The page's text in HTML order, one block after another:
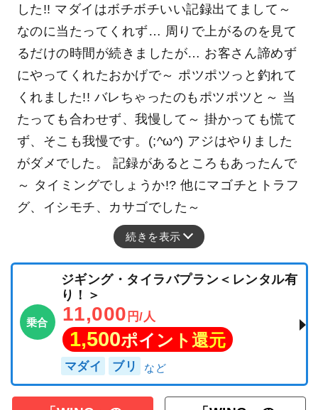
した!! マダイはボチボチいい記録出てまして～
なのに当たってくれず… 周りで上がるのを見て
るだけの時間が続きましたが… お客さん諦めず
にやってくれたおかげで～ ポツポツっと釣れて
くれました!! バレちゃったのもポツポツと～ 当
たっても合わせず、我慢して～ 掛かっても慌て
ず、そこも我慢です。(;^ω^) アジはやりました
がダメでした。 記録があるところもあったんで
～ タイミングでしょうか!? 他にマゴチとトラフ
グ、イシモチ、カサゴでした～
続きを表示
乗合
ジギング・タイラバプラン＜レンタル有
り！＞
11,000 円/人
1,500ポイント還元
マダイ ブリ